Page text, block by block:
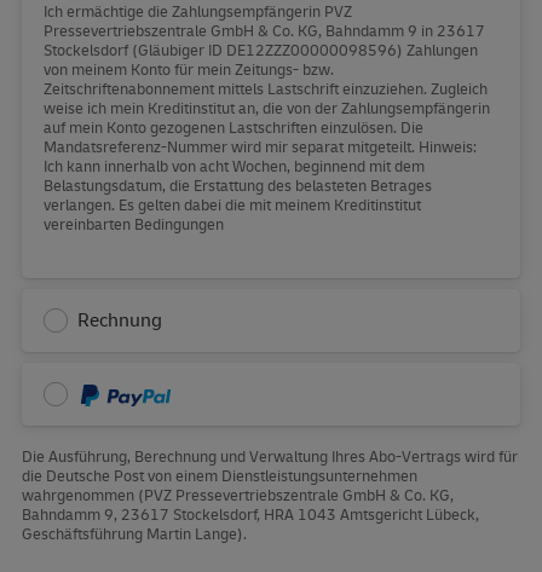
Ich ermächtige die Zahlungsempfängerin PVZ
Pressevertriebszentrale GmbH & Co. KG, Bahndamm 9 in 23617
Stockelsdorf (Gläubiger ID DE12ZZZ00000098596) Zahlungen
von meinem Konto für mein Zeitungs- bzw.
Zeitschriftenabonnement mittels Lastschrift einzuziehen. Zugleich
weise ich mein Kreditinstitut an, die von der Zahlungsempfängerin
auf mein Konto gezogenen Lastschriften einzulösen. Die
Mandatsreferenz-Nummer wird mir separat mitgeteilt. Hinweis:
Ich kann innerhalb von acht Wochen, beginnend mit dem
Belastungsdatum, die Erstattung des belasteten Betrages
verlangen. Es gelten dabei die mit meinem Kreditinstitut
vereinbarten Bedingungen
Rechnung
PayPal
Die Ausführung, Berechnung und Verwaltung Ihres Abo-Vertrags wird für
die Deutsche Post von einem Dienstleistungsunternehmen
wahrgenommen (PVZ Pressevertriebszentrale GmbH & Co. KG,
Bahndamm 9, 23617 Stockelsdorf, HRA 1043 Amtsgericht Lübeck,
Geschäftsführung Martin Lange).